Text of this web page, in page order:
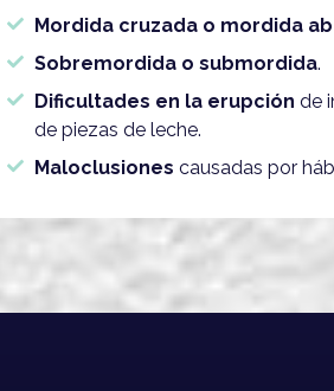
Mordida cruzada o mordida
Sobremordida o submordida.
Dificultades en la erupción de
de piezas de leche.
Maloclusiones causadas por